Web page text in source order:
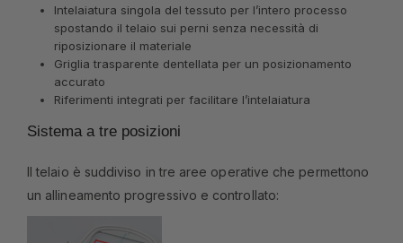
Intelaiatura singola del tessuto per l’intero processo
spostando il telaio sui perni senza necessità di
riposizionare il materiale
Griglia trasparente dentellata per un posizionamento
accurato
Riferimenti integrati per facilitare l’intelaiatura
Sistema a tre posizioni
Il telaio è suddiviso in tre aree operative che permettono
un allineamento progressivo e controllato: